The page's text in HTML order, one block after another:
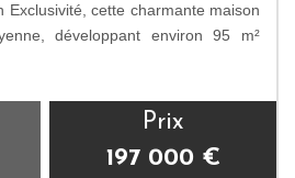
Exclusivité, cette charmante maison
développant environ 95 m²
Prix
197 000 €